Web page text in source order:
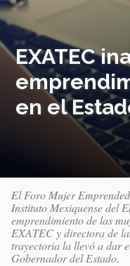
EXATEC
en el
El Foro Mujer
Instituto Mexiquense del
emprendimiento de las
EXATEC y directora de
trayectoria la llevó a dar
Gobernador del Estado.